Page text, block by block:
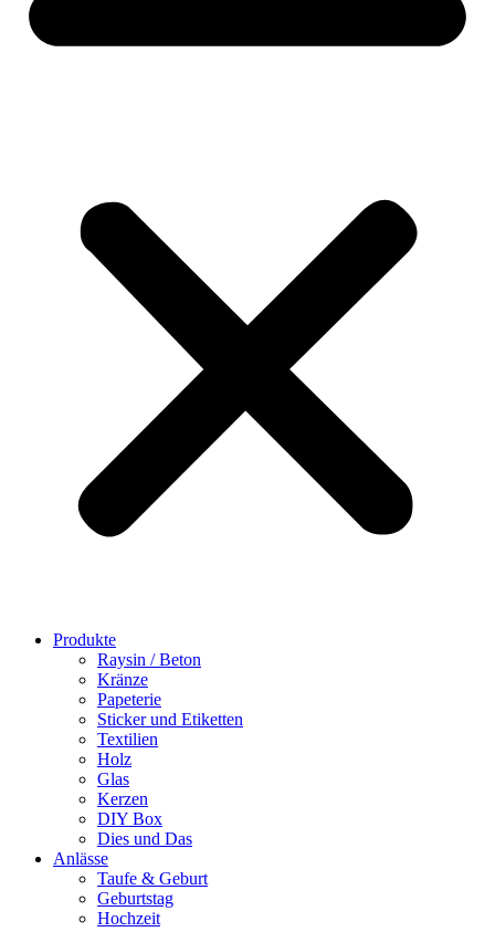
Produkte
Raysin / Beton
Kränze
Papeterie
Sticker und Etiketten
Textilien
Holz
Glas
Kerzen
DIY Box
Dies und Das
Anlässe
Taufe & Geburt
Geburtstag
Hochzeit